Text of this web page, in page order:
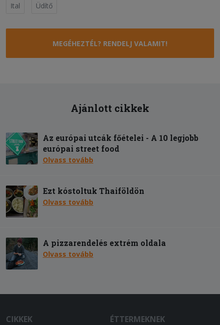
Ital
Üdítő
MEGÉHEZTÉL? RENDELJ VALAMIT!
Ajánlott cikkek
Az európai utcák főételei - A 10 legjobb
európai street food
Olvass tovább
Ezt kóstoltuk Thaiföldön
Olvass tovább
A pizzarendelés extrém oldala
Olvass tovább
CIKKEK
ÉTTERMEKNEK